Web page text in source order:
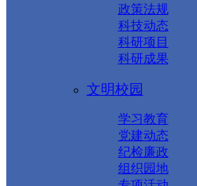
政策法规
科技动态
科研项目
科研成果
文明校园
学习教育
党建动态
纪检廉政
组织园地